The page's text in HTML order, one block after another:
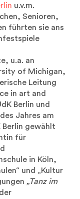
u.v.m.
Senioren,
führten sie ans
u.a. an
of Michigan,
Leitung
in art and
Berlin und
Jahres am
gewählt
für
in Köln,
und „Kultur
„Tanz im